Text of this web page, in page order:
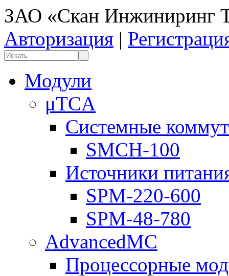
ЗАО «Скан Инжиниринг
Авторизация |
Модули
μTCA
Системные
SMCH-100
Источники
SPM-220-600
SPM-48-780
AdvancedMC
Процессорные